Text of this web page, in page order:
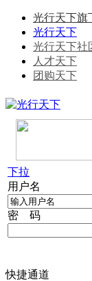
光行天下旗
光行天下
光行天下社
人才天下
团购天下
下拉
用户名
密 码
快捷通道